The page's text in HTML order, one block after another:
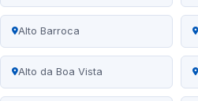
Alto Barroca
Alto da Boa Vista